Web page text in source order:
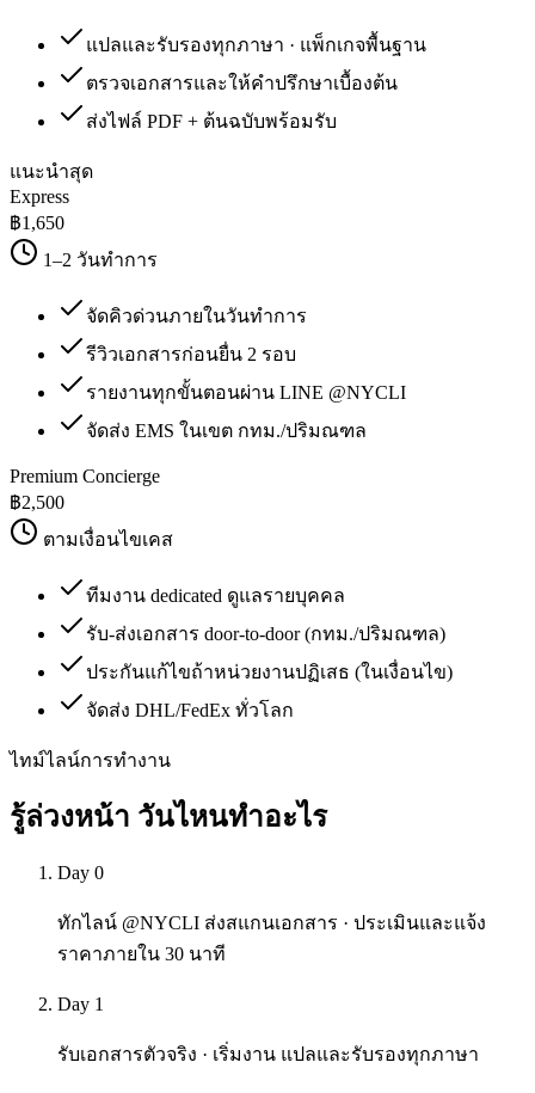
แปลและรับรองทุกภาษา · แพ็กเกจพื้นฐาน
ตรวจเอกสารและให้คำปรึกษาเบื้องต้น
ส่งไฟล์ PDF + ต้นฉบับพร้อมรับ
แนะนำสุด
Express
฿1,650
1–2 วันทำการ
จัดคิวด่วนภายในวันทำการ
รีวิวเอกสารก่อนยื่น 2 รอบ
รายงานทุกขั้นตอนผ่าน LINE @NYCLI
จัดส่ง EMS ในเขต กทม./ปริมณฑล
Premium Concierge
฿2,500
ตามเงื่อนไขเคส
ทีมงาน dedicated ดูแลรายบุคคล
รับ-ส่งเอกสาร door-to-door (กทม./ปริมณฑล)
ประกันแก้ไขถ้าหน่วยงานปฏิเสธ (ในเงื่อนไข)
จัดส่ง DHL/FedEx ทั่วโลก
ไทม์ไลน์การทำงาน
รู้ล่วงหน้า วันไหนทำอะไร
Day 0
ทักไลน์ @NYCLI ส่งสแกนเอกสาร · ประเมินและแจ้ง
ราคาภายใน 30 นาที
Day 1
รับเอกสารตัวจริง · เริ่มงาน แปลและรับรองทุกภาษา